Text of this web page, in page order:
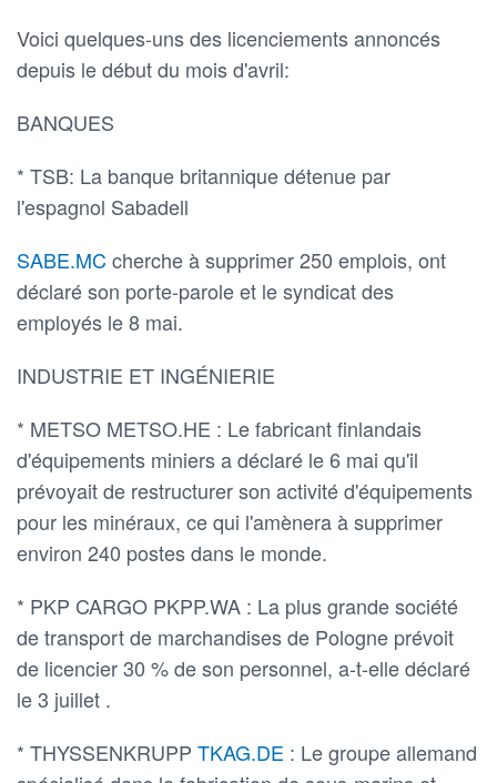
Voici quelques-uns des licenciements annoncés
depuis le début du mois d'avril:
BANQUES
* TSB: La banque britannique détenue par
l'espagnol Sabadell
SABE.MC cherche à supprimer 250 emplois, ont
déclaré son porte-parole et le syndicat des
employés le 8 mai.
INDUSTRIE ET INGÉNIERIE
* METSO METSO.HE : Le fabricant finlandais
d'équipements miniers a déclaré le 6 mai qu'il
prévoyait de restructurer son activité d'équipements
pour les minéraux, ce qui l'amènera à supprimer
environ 240 postes dans le monde.
* PKP CARGO PKPP.WA : La plus grande société
de transport de marchandises de Pologne prévoit
de licencier 30 % de son personnel, a-t-elle déclaré
le 3 juillet .
* THYSSENKRUPP TKAG.DE : Le groupe allemand